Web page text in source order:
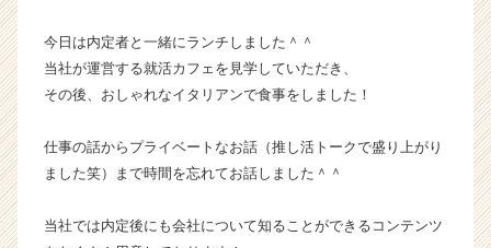
ス
カ
ウ
が
届
活
今日は内定者と一緒にランチしました＾＾
当社が運営する就活カフェを見学していただき、
その後、おしゃれなイタリアンで食事をしました！
仕事の話からプライベートなお話（推し活トークで盛り上がり
ました笑）まで時間を忘れてお話しました＾＾
当社では内定後にも会社について知ることができるコンテンツ